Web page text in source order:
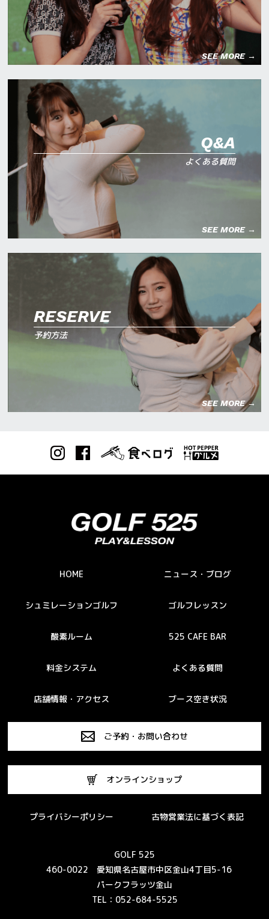
SEE MORE →
Q&A
よくある質問
SEE MORE →
RESERVE
予約方法
SEE MORE →
HOME ニュース・ブログ
シュミレーションゴルフ ゴルフレッスン
酸素ルーム 525 CAFE BAR
料金システム よくある質問
店舗情報・アクセス ブース空き状況
ご予約・お問い合わせ
オンラインショップ
プライバシーポリシー 古物営業法に基づく表記
GOLF 525
460-0022 愛知県名古屋市中区金山4丁目5-16
パークフラッツ金山
TEL：052-684-5525